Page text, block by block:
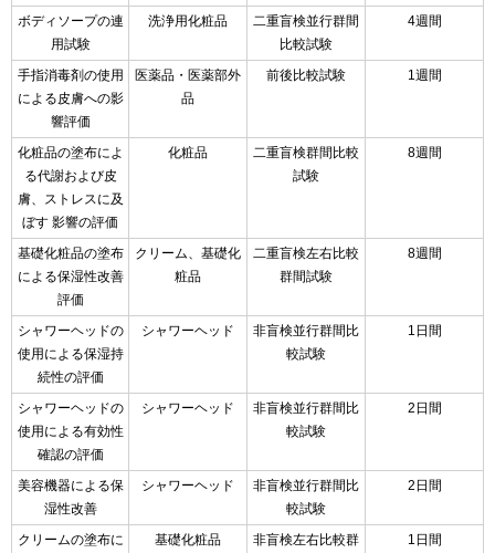
ボディソープの連
用試験
洗浄用化粧品
二重盲検並行群間
比較試験
4週間
手指消毒剤の使用
による皮膚への影
響評価
医薬品・医薬部外
品
前後比較試験 1週間
化粧品の塗布によ
る代謝および皮
膚、ストレスに及
ぼす 影響の評価
化粧品
二重盲検群間比較
試験
8週間
基礎化粧品の塗布
による保湿性改善
評価
クリーム、基礎化
粧品
二重盲検左右比較
群間試験
8週間
シャワーヘッドの
使用による保湿持
続性の評価
シャワーヘッド
非盲検並行群間比
較試験
1日間
シャワーヘッドの
使用による有効性
確認の評価
シャワーヘッド
非盲検並行群間比
較試験
2日間
美容機器による保
湿性改善
シャワーヘッド
非盲検並行群間比
較試験
2日間
クリームの塗布に
基礎化粧品
非盲検左右比較群
1日間